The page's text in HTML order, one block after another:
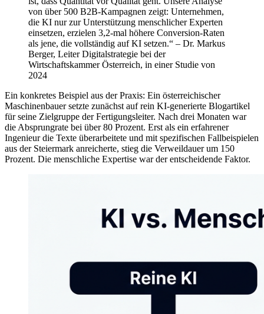
von über 500 B2B-Kampagnen zeigt: Unternehmen,
die KI nur zur Unterstützung menschlicher Experten
einsetzen, erzielen 3,2-mal höhere Conversion-Raten
als jene, die vollständig auf KI setzen.“ – Dr. Markus
Berger, Leiter Digitalstrategie bei der
Wirtschaftskammer Österreich, in einer Studie von
2024
Ein konkretes Beispiel aus der Praxis: Ein österreichischer
Maschinenbauer setzte zunächst auf rein KI-generierte Blogartikel
für seine Zielgruppe der Fertigungsleiter. Nach drei Monaten war
die Absprungrate bei über 80 Prozent. Erst als ein erfahrener
Ingenieur die Texte überarbeitete und mit spezifischen Fallbeispielen
aus der Steiermark anreicherte, stieg die Verweildauer um 150
Prozent. Die menschliche Expertise war der entscheidende Faktor.